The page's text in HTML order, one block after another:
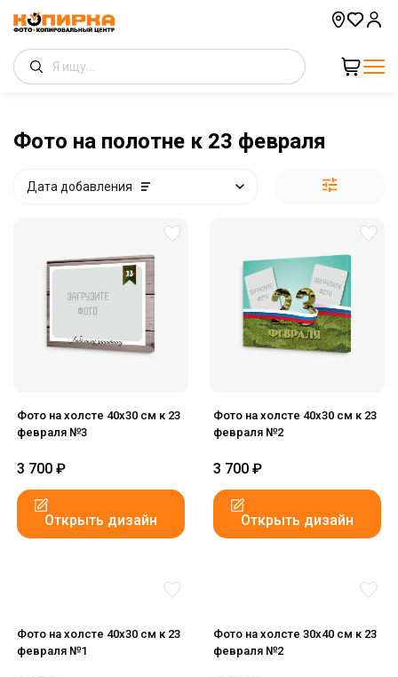
Фото на полотне к 23 февраля
Дата добавления
Фото на холсте 40х30 см к 23
февраля №3
3 700 ₽
Открыть дизайн
Фото на холсте 40х30 см к 23
февраля №2
3 700 ₽
Открыть дизайн
Фото на холсте 40х30 см к 23
февраля №1
Фото на холсте 30х40 см к 23
февраля №2